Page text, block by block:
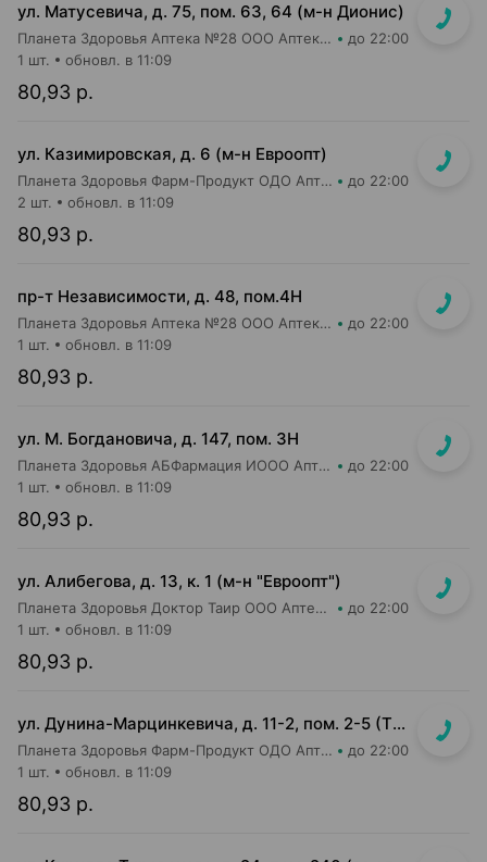
ул. Матусевича, д. 75, пом. 63, 64 (м-н Дионис)
Планета Здоровья Аптека №28 ООО Аптека №4 до 22:00
80,93 р.
1 шт. обновл. в 11:09
ул. Казимировская, д. 6 (м-н Евроопт)
Планета Здоровья Фарм-Продукт ОДО Аптека №7 до 22:00
80,93 р.
2 шт. обновл. в 11:09
пр-т Независимости, д. 48, пом.4Н
Планета Здоровья Аптека №28 ООО Аптека №1 до 22:00
80,93 р.
1 шт. обновл. в 11:09
ул. М. Богдановича, д. 147, пом. 3Н
Планета Здоровья АБФармация ИООО Аптека №8 до 22:00
80,93 р.
1 шт. обновл. в 11:09
ул. Алибегова, д. 13, к. 1 (м-н "Евроопт")
Планета Здоровья Доктор Таир ООО Аптека №1 до 22:00
80,93 р.
1 шт. обновл. в 11:09
ул. Дунина-Марцинкевича, д. 11-2, пом. 2-5 (ТЦ Раковский кирмаш)
Планета Здоровья Фарм-Продукт ОДО Аптека №24 до 22:00
80,93 р.
1 шт. обновл. в 11:09